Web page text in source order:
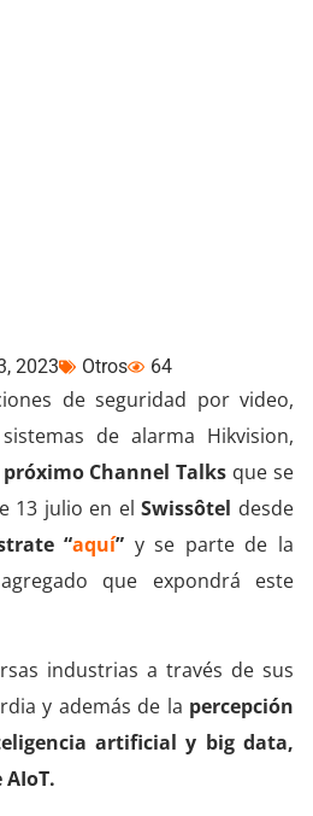
2023 Otros 64
de seguridad por video,
de alarma Hikvision,
Channel Talks que se
13 julio en elSwissôtel desde
“aquí” y se parte de la
que expondrá este
industrias a través de sus
y además de la percepción
artificial y big data,